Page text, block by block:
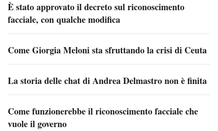
È stato approvato il decreto sul riconoscimento
facciale, con qualche modifica
Come Giorgia Meloni sta sfruttando la crisi di Ceuta
La storia delle chat di Andrea Delmastro non è finita
Come funzionerebbe il riconoscimento facciale che
vuole il governo